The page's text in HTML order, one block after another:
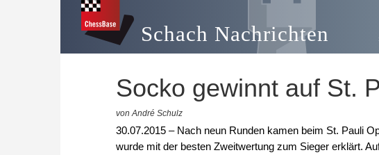
Schach Nachrichten
Socko gewinnt auf St.
von André Schulz
30.07.2015 – Nach neun Runden kamen beim St. Pauli
wurde mit der besten Zweitwertung zum Sieger erklärt.